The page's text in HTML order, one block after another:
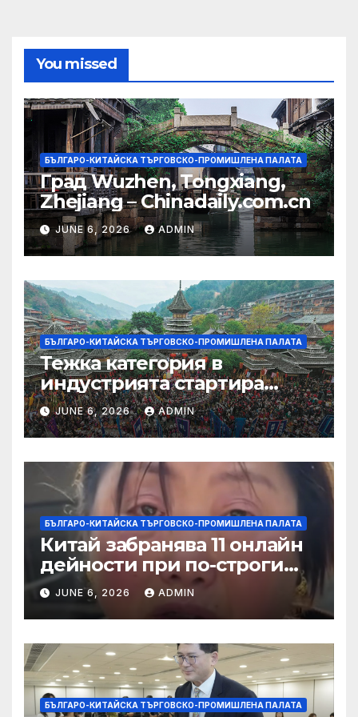
You missed
БЪЛГАРО-КИТАЙСКА ТЪРГОВСКО-ПРОМИШЛЕНА ПАЛАТА
Град Wuzhen, Tongxiang,
Zhejiang – Chinadaily.com.cn
JUNE 6, 2026 ADMIN
БЪЛГАРО-КИТАЙСКА ТЪРГОВСКО-ПРОМИШЛЕНА ПАЛАТА
Тежка категория в
индустрията стартира
алианс за космическа
слънчева енергия
JUNE 6, 2026 ADMIN
БЪЛГАРО-КИТАЙСКА ТЪРГОВСКО-ПРОМИШЛЕНА ПАЛАТА
Китай забранява 11 онлайн
дейности при по-строги
правила за ограничаване на
слуховете и
кибернасилниците
JUNE 6, 2026 ADMIN
БЪЛГАРО-КИТАЙСКА ТЪРГОВСКО-ПРОМИШЛЕНА ПАЛАТА